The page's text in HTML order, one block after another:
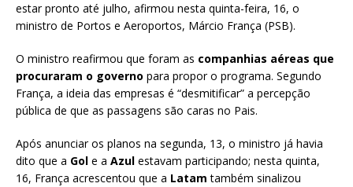
estar pronto até julho, afirmou nesta quinta-feira, 16, o
ministro de Portos e Aeroportos, Márcio França (PSB).
O ministro reafirmou que foram as companhias aéreas que
procuraram o governo para propor o programa. Segundo
França, a ideia das empresas é “desmitificar” a percepção
pública de que as passagens são caras no Pais.
Após anunciar os planos na segunda, 13, o ministro já havia
dito que a Gol e a Azul estavam participando; nesta quinta,
16, França acrescentou que a Latam também sinalizou